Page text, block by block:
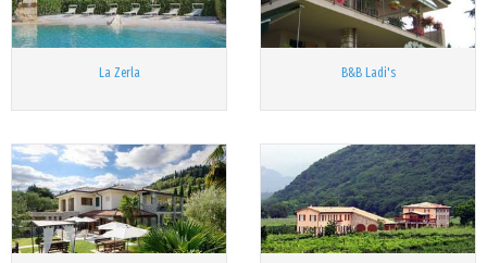
La Zerla B&B Ladi's